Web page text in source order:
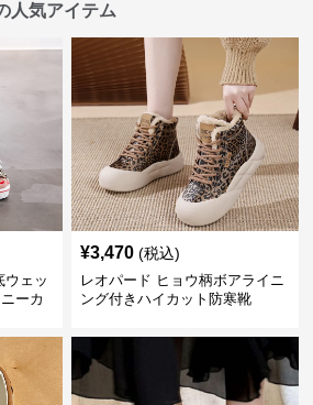
人気アイテム
ウェッ
ーカ
¥3,470 (税込)
レオパード ヒョウ柄ボアライニ
ング付きハイカット防寒靴